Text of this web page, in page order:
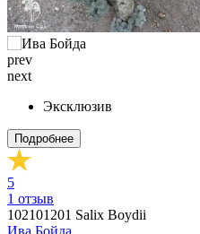
prev
next
Эксклюзив
Подробнее
5
1 отзыв
102101201 Salix Boydii
Ива Бойда